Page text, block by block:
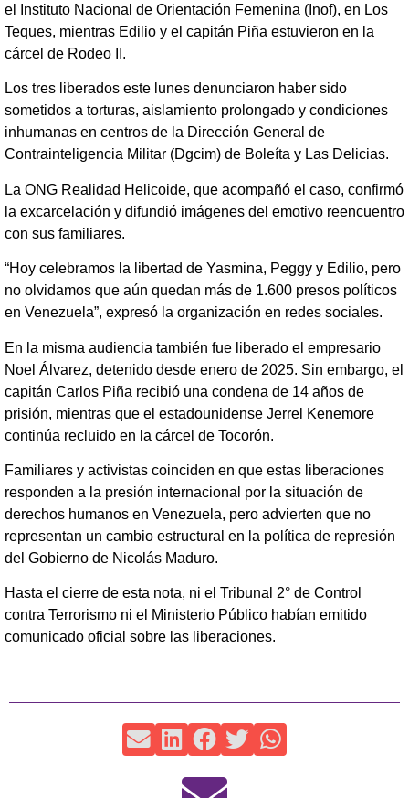
el Instituto Nacional de Orientación Femenina (Inof), en Los
Teques, mientras Edilio y el capitán Piña estuvieron en la
cárcel de Rodeo II.
Los tres liberados este lunes denunciaron haber sido
sometidos a torturas, aislamiento prolongado y condiciones
inhumanas en centros de la Dirección General de
Contrainteligencia Militar (Dgcim) de Boleíta y Las Delicias.
La ONG Realidad Helicoide, que acompañó el caso, confirmó
la excarcelación y difundió imágenes del emotivo reencuentro
con sus familiares.
“Hoy celebramos la libertad de Yasmina, Peggy y Edilio, pero
no olvidamos que aún quedan más de 1.600 presos políticos
en Venezuela”, expresó la organización en redes sociales.
En la misma audiencia también fue liberado el empresario
Noel Álvarez, detenido desde enero de 2025. Sin embargo, el
capitán Carlos Piña recibió una condena de 14 años de
prisión, mientras que el estadounidense Jerrel Kenemore
continúa recluido en la cárcel de Tocorón.
Familiares y activistas coinciden en que estas liberaciones
responden a la presión internacional por la situación de
derechos humanos en Venezuela, pero advierten que no
representan un cambio estructural en la política de represión
del Gobierno de Nicolás Maduro.
Hasta el cierre de esta nota, ni el Tribunal 2° de Control
contra Terrorismo ni el Ministerio Público habían emitido
comunicado oficial sobre las liberaciones.